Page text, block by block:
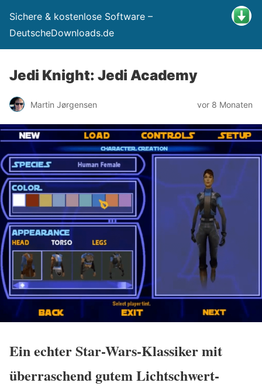
Sichere & kostenlose Software –
DeutscheDownloads.de
Jedi Knight: Jedi Academy
Martin Jørgensen vor 8 Monaten
Ein echter Star-Wars-Klassiker mit
überraschend gutem Lichtschwert-